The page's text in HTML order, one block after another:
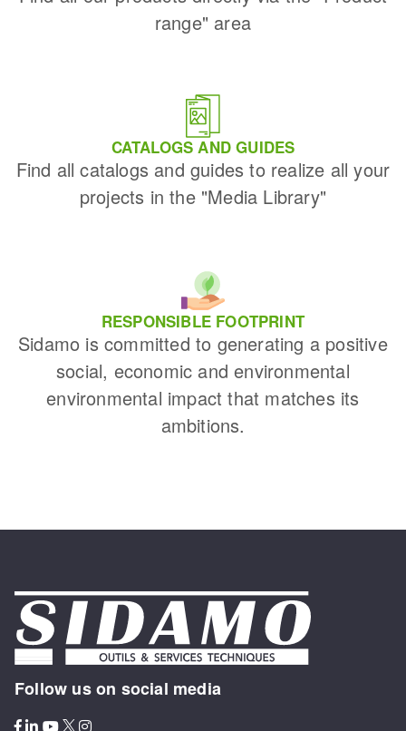
range" area
CATALOGS AND GUIDES
Find all catalogs and guides to realize all your
projects in the "Media Library"
RESPONSIBLE FOOTPRINT
Sidamo is committed to generating a positive
social, economic and environmental
environmental impact that matches its
ambitions.
Follow us on social media